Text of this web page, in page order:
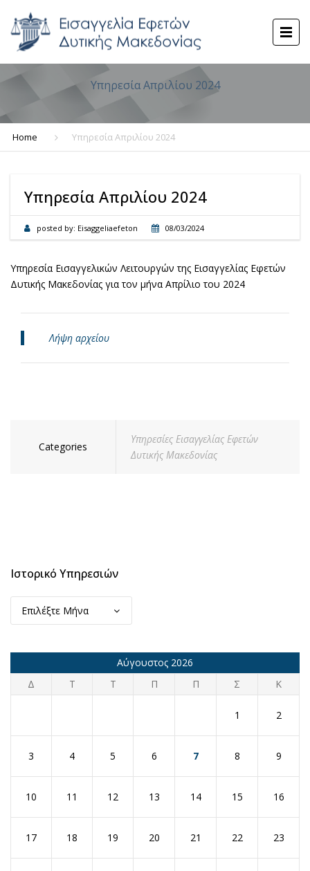
Υπηρεσία Απριλίου 2024
Home Υπηρεσία Απριλίου 2024
Υπηρεσία Απριλίου 2024
posted by: Eisaggeliaefeton 08/03/2024
Υπηρεσία Εισαγγελικών Λειτουργών της Εισαγγελίας Εφετών
Δυτικής Μακεδονίας για τον μήνα Απρίλιο του 2024
Λήψη αρχείου
Categories
Υπηρεσίες Εισαγγελίας Εφετών
Δυτικής Μακεδονίας
Ιστορικό Υπηρεσιών
Ιστορικό
Υπηρεσιών
Αύγουστος 2026
Δ
Τ Τ Π Π Σ Κ
1 2
3 4 5 6 7 8 9
10 11 12 13 14 15 16
17 18 19 20 21 22 23